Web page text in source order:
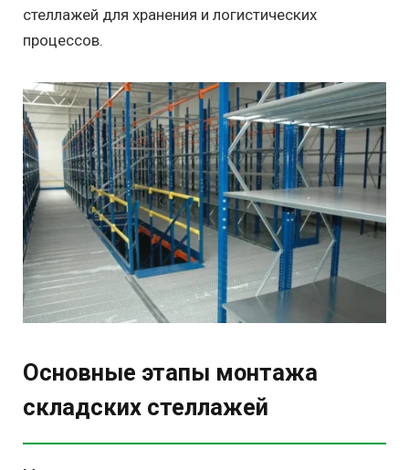
стеллажей для хранения и логистических
процессов.
Основные этапы монтажа
складских стеллажей